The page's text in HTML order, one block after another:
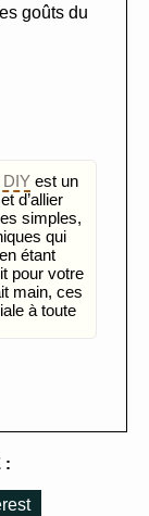
goûts du
DIY est un
d’allier
simples,
qui
étant
pour votre
main, ces
à toute
: